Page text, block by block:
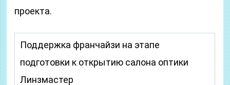
проекта.
Поддержка франчайзи на этапе
подготовки к открытию салона оптики
Линзмастер